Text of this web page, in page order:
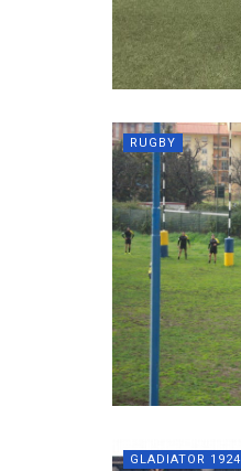
RUGBY
GLADIATOR 1924